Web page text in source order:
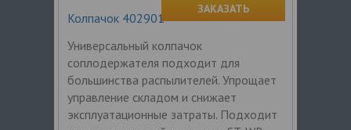
Колпачок 402901
Универсальный колпачок
соплодержателя подходит для
большинства распылителей. Упрощает
управление складом и снижает
эксплуатационные затраты. Подходит
ЗАКАЗАТЬ